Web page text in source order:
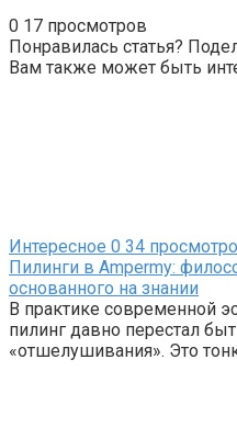
0 17 просмотров
Понравилась статья?
Вам также может быть
Интересное 0 34
Пилинги в Ampermy:
основанного на знании
В практике современной
пилинг давно перестал
«отшелушивания». Это